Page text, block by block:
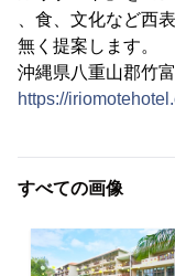
、食、文化など西
無く提案します。
沖縄県八重山郡竹
https://
すべての画像